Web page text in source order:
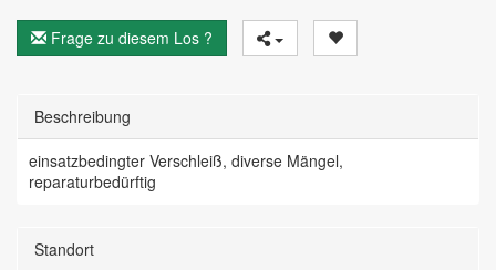
Frage zu diesem Los ?
Beschreibung
einsatzbedingter Verschleiß, diverse Mängel,
reparaturbedürftig
Standort